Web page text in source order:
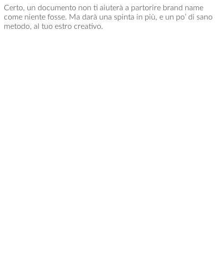
Certo, un documento non ti aiuterà a partorire brand name
come niente fosse. Ma darà una spinta in più, e un po’ di sano
metodo, al tuo estro creativo.